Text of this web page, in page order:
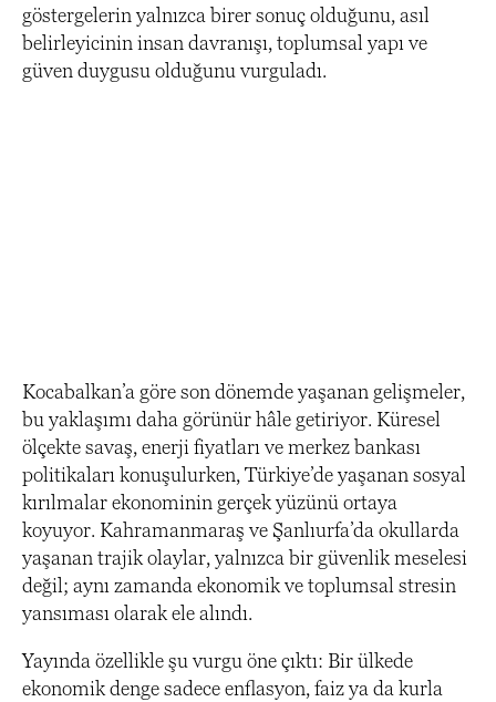
göstergelerin yalnızca birer sonuç olduğunu, asıl
belirleyicinin insan davranışı, toplumsal yapı ve
güven duygusu olduğunu vurguladı.
Kocabalkan’a göre son dönemde yaşanan gelişmeler,
bu yaklaşımı daha görünür hâle getiriyor. Küresel
ölçekte savaş, enerji fiyatları ve merkez bankası
politikaları konuşulurken, Türkiye’de yaşanan sosyal
kırılmalar ekonominin gerçek yüzünü ortaya
koyuyor. Kahramanmaraş ve Şanlıurfa’da okullarda
yaşanan trajik olaylar, yalnızca bir güvenlik meselesi
değil; aynı zamanda ekonomik ve toplumsal stresin
yansıması olarak ele alındı.
Yayında özellikle şu vurgu öne çıktı: Bir ülkede
ekonomik denge sadece enflasyon, faiz ya da kurla